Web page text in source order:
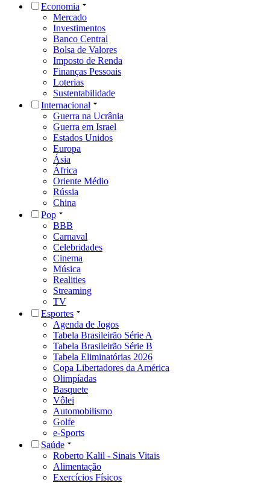
Economia
Mercado
Investimentos
Banco Central
Bolsa de Valores
Imposto de Renda
Finanças Pessoais
Loterias
Sustentabilidade
Internacional
Guerra na Ucrânia
Guerra em Israel
Estados Unidos
Europa
Ásia
África
Oriente Médio
Rússia
China
Pop
BBB
Carnaval
Celebridades
Cinema
Música
Realities
Streaming
TV
Esportes
Agenda de Jogos
Tabela Brasileirão Série A
Tabela Brasileirão Série B
Tabela Eliminatórias 2026
Copa Libertadores da América
Olimpíadas
Basquete
Vôlei
Automobilismo
Golfe
e-Sports
Saúde
Roberto Kalil - Sinais Vitais
Alimentação
Exercícios Físicos